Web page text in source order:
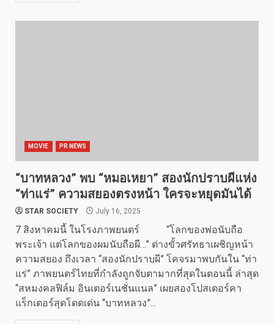
MOVIE PR NEWS
“บาทหลวง” พบ “หมอเหยา” สองนักปราบผีแห่ง
“ท่าแร่” ความสยองตรงหน้า ใครจะหยุดมันได้
STAR SOCIETY July 16, 2025
7 สิงหาคมนี้ ในโรงภาพยนตร์ “โลกของพ่อนับถือ
พระเจ้า แต่โลกของผมนับถือผี…” ต่างขั้วศรัทธาเผชิญหน้า
ความสยอง ถึงเวลา “สองนักปราบผี” โคจรมาพบกันใน “ท่า
แร่” ภาพยนตร์ไทยที่กำลังถูกจับตามากที่สุดในตอนนี้ ล่าสุด
“สหมงคลฟิล์ม อินเตอร์เนชั่นแนล” เผยสองโปสเตอร์คา
แร็กเตอร์สุดโดดเด่น “บาทหลวง”...